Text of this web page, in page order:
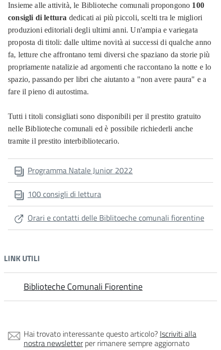
Insieme alle attività, le Biblioteche comunali propongono 100
consigli di lettura dedicati ai più piccoli, scelti tra le migliori
produzioni editoriali degli ultimi anni. Un'ampia e variegata
proposta di titoli: dalle ultime novità ai successi di qualche anno
fa, letture che affrontano temi diversi che spaziano da storie più
propriamente natalizie ad argomenti che raccontano la notte e lo
spazio, passando per libri che aiutanto a "non avere paura" e a
fare il pieno di autostima.
Tutti i titoli consigliati sono disponibili per il prestito gratuito
nelle Biblioteche comunali ed è possibile richiederli anche
tramite il prestito interbibliotecario.
Programma Natale Junior 2022
100 consigli di lettura
Orari e contatti delle Biblitoeche comunali fiorentine
LINK UTILI
Biblioteche Comunali Fiorentine
Hai trovato interessante questo articolo? Iscriviti alla
nostra newsletterper rimanere sempre aggiornato